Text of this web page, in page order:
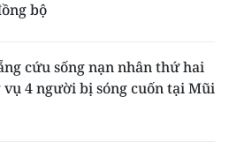
bộ
cứu sống nạn nhân thứ hai
4 người bị sóng cuốn tại Mũi